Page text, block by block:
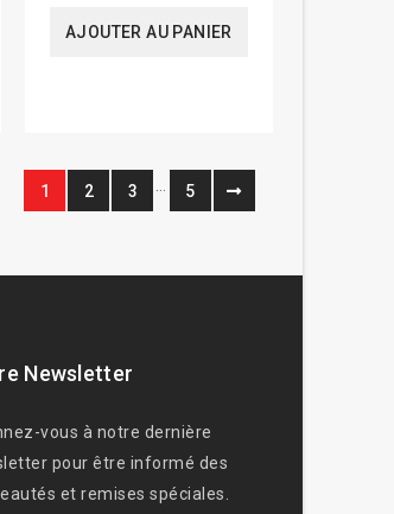
AJOUTER AU PANIER
1 2 3 … 5
Newsletter
vous à notre dernière
pour être informé des
et remises spéciales.